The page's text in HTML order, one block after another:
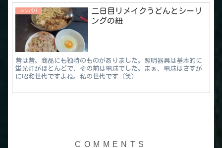
シンパパ
二日目リメイクうどんとシーリ
ングの紐
昔は昔。商品にも独特のものがありました。照明器具は基本的に
蛍光灯がほとんどで、その前は電球でした。まぁ、電球はさすが
に昭和世代ですよね。私の世代です（笑）